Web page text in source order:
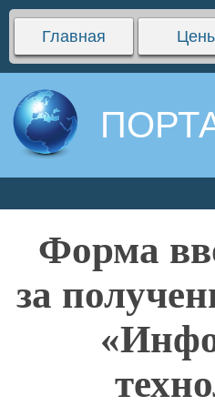
Главная
Форма
за